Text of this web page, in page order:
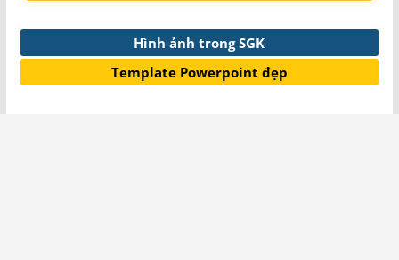
Hình ảnh trong SGK
Template Powerpoint đẹp